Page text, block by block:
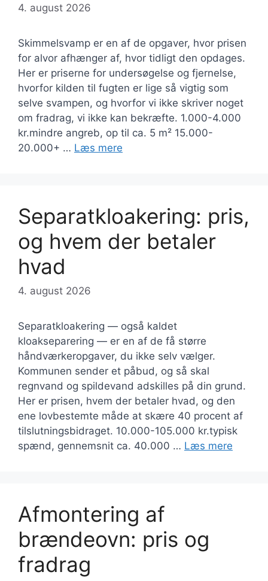
4. august 2026
Skimmelsvamp er en af de opgaver, hvor prisen
for alvor afhænger af, hvor tidligt den opdages.
Her er priserne for undersøgelse og fjernelse,
hvorfor kilden til fugten er lige så vigtig som
selve svampen, og hvorfor vi ikke skriver noget
om fradrag, vi ikke kan bekræfte. 1.000-4.000
kr.mindre angreb, op til ca. 5 m² 15.000-
20.000+ … Læs mere
Separatkloakering: pris,
og hvem der betaler
hvad
4. august 2026
Separatkloakering — også kaldet
kloakseparering — er en af de få større
håndværkeropgaver, du ikke selv vælger.
Kommunen sender et påbud, og så skal
regnvand og spildevand adskilles på din grund.
Her er prisen, hvem der betaler hvad, og den
ene lovbestemte måde at skære 40 procent af
tilslutningsbidraget. 10.000-105.000 kr.typisk
spænd, gennemsnit ca. 40.000 … Læs mere
Afmontering af
brændeovn: pris og
fradrag